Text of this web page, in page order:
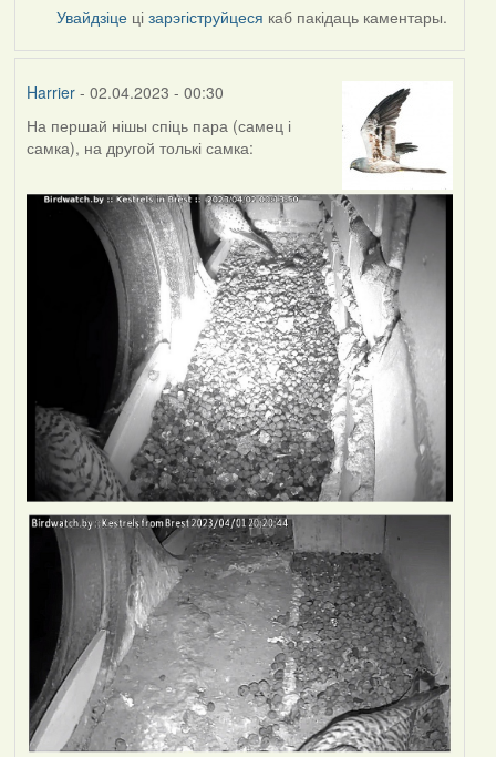
Увайдзіце цізарэгіструйцеся каб пакідаць каментары.
Harrier- 02.04.2023 - 00:30
На першай нішы спіць пара (самец і
самка), на другой толькі самка: